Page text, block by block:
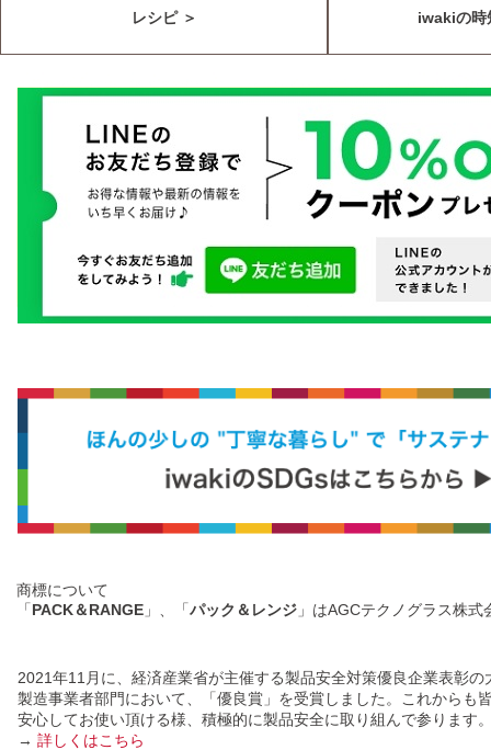
レシピ ＞ iwakiの時
商標について
「PACK＆RANGE 」、「パック＆レンジ 」はAGCテクノグラス株
2021年11月に、経済産業省が主催する製品安全対策優良企業表彰の
製造事業者部門において、「優良賞」を受賞しました。これからも
安心してお使い頂ける様、積極的に製品安全に取り組んで参ります
→ 詳しくはこちら